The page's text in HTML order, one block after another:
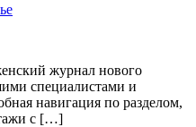
журнал нового
специалистами и
навигация по разделом,
с […]